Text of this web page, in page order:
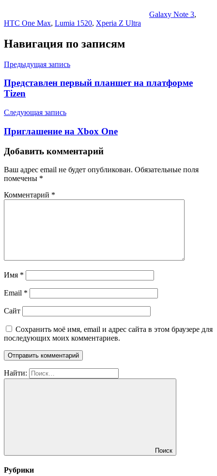
Galaxy Note 3,
HTC One Max, Lumia 1520, Xperia Z Ultra
Навигация по записям
Предыдущая запись
Представлен первый планшет на платформе
Tizen
Следующая запись
Приглашение на Xbox One
Добавить комментарий
Ваш адрес email не будет опубликован. Обязательные поля
помечены *
Комментарий *
Имя *
Email *
Сайт
Сохранить моё имя, email и адрес сайта в этом браузере для
последующих моих комментариев.
Найти:
Поиск
Рубрики